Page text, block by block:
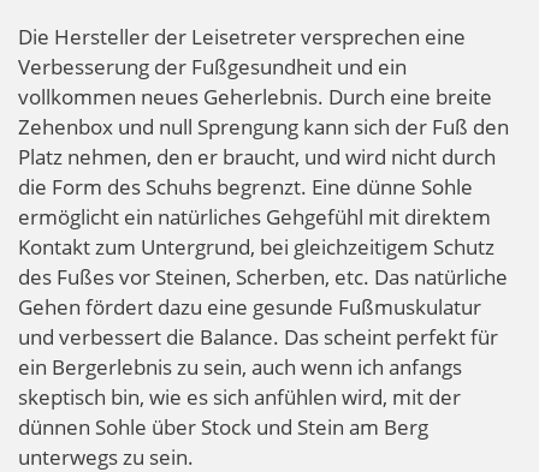
Die Hersteller der Leisetreter versprechen eine
Verbesserung der Fußgesundheit und ein
vollkommen neues Geherlebnis. Durch eine breite
Zehenbox und null Sprengung kann sich der Fuß den
Platz nehmen, den er braucht, und wird nicht durch
die Form des Schuhs begrenzt. Eine dünne Sohle
ermöglicht ein natürliches Gehgefühl mit direktem
Kontakt zum Untergrund, bei gleichzeitigem Schutz
des Fußes vor Steinen, Scherben, etc. Das natürliche
Gehen fördert dazu eine gesunde Fußmuskulatur
und verbessert die Balance. Das scheint perfekt für
ein Bergerlebnis zu sein, auch wenn ich anfangs
skeptisch bin, wie es sich anfühlen wird, mit der
dünnen Sohle über Stock und Stein am Berg
unterwegs zu sein.